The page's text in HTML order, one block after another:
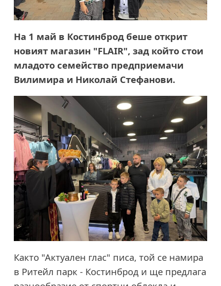
На 1 май в Костинброд беше открит
новият магазин "FLAIR", зад който стои
младото семейство предприемачи
Вилимира и Николай Стефанови.
Както "Актуален глас" писа, той се намира
в Ритейл парк - Костинброд и ще предлага